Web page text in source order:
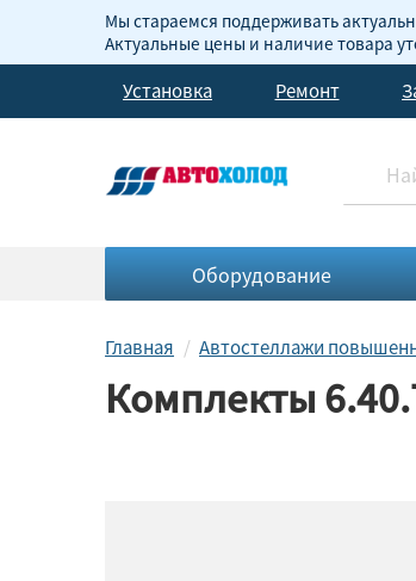
Мы стараемся поддерживать
Актуальные цены и наличие товара
Установка Ремонт
Оборудование
Главная Автостеллажи
Комплекты